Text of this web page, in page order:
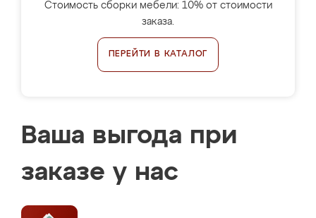
Стоимость сборки мебели: 10% от стоимости
заказа.
ПЕРЕЙТИ В КАТАЛОГ
Ваша выгода при
заказе у нас